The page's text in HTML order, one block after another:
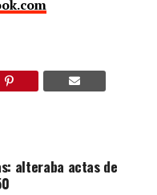
alteraba actas de